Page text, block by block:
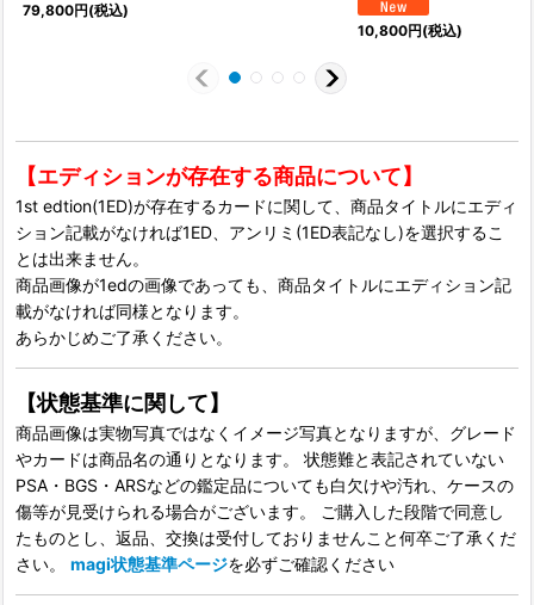
79,800円(税込)
10,800円(税込)
【エディションが存在する商品について】
1st edtion(1ED)が存在するカードに関して、商品タイトルにエディ
ション記載がなければ1ED、アンリミ(1ED表記なし)を選択するこ
とは出来ません。
商品画像が1edの画像であっても、商品タイトルにエディション記
載がなければ同様となります。
あらかじめご了承ください。
【状態基準に関して】
商品画像は実物写真ではなくイメージ写真となりますが、グレード
やカードは商品名の通りとなります。 状態難と表記されていない
PSA・BGS・ARSなどの鑑定品についても白欠けや汚れ、ケースの
傷等が見受けられる場合がございます。 ご購入した段階で同意し
たものとし、返品、交換は受付しておりませんこと何卒ご了承くだ
さい。 magi状態基準ページを必ずご確認ください